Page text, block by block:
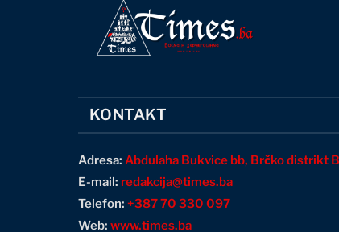
KONTAKT
Adresa: Abdulaha Bukvice bb, Brčko distrikt
E-mail: redakcija@times.ba
Telefon: +387 70 330 097
Web: www.times.ba